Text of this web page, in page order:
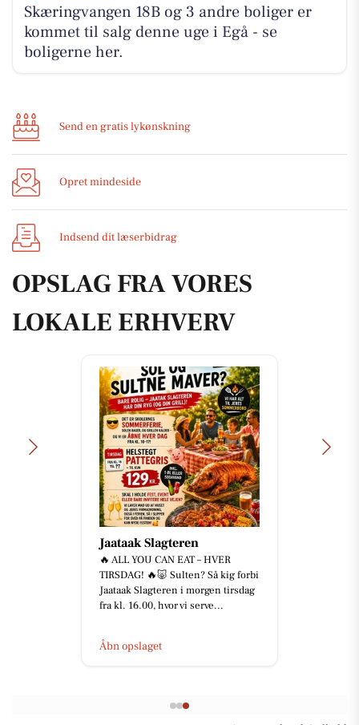
Skæringvangen 18B og 3 andre boliger er
kommet til salg denne uge i Egå - se
boligerne her.
Send en gratis lykønskning
Opret mindeside
Indsend dit læserbidrag
OPSLAG FRA VORES
LOKALE ERHVERV
Jaataak Slagteren
🔥 ALL YOU CAN EAT – HVER
TIRSDAG! 🔥🐷 Sulten? Så kig forbi
Jaataak Slagteren i morgen tirsdag
fra kl. 16.00, hvor vi serve...
Åbn opslaget